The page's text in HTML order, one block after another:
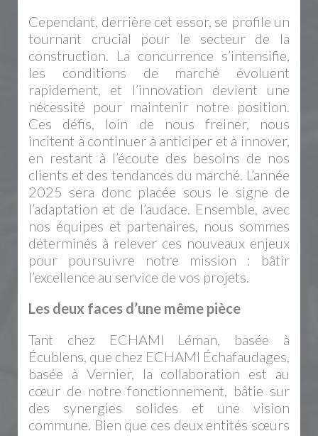
Cependant, derrière cet essor, se profile un
tournant crucial pour le secteur de la
construction. La concurrence s’intensifie,
les conditions de marché évoluent
rapidement, et l’innovation devient une
nécessité pour maintenir notre position.
Ces défis, loin de nous freiner, nous
incitent à continuer à anticiper et à innover,
en restant à l’écoute des besoins de nos
clients et des tendances du marché. L’année
2025 sera donc placée sous le signe de
l’adaptation et de l’audace. Ensemble, avec
nos équipes et partenaires, nous sommes
déterminés à relever ces nouveaux enjeux
pour poursuivre notre mission : bâtir
l’excellence au service de vos projets.
Les deux faces d’une même pièce
Tant chez ECHAMI Léman, basée à
Écublens, que chez ECHAMI Échafaudages,
basée à Vernier, la collaboration est au
cœur de notre fonctionnement, bâtie sur
des synergies solides et une vision
commune. Bien que ces deux entités sœurs